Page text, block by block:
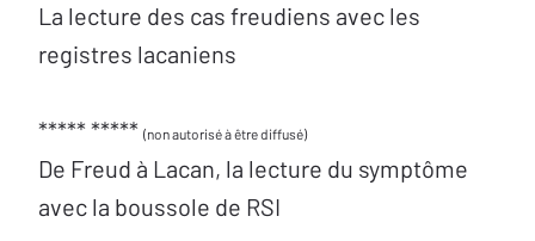
La lecture des cas freudiens avec les
registres lacaniens
***** ***** (non autorisé à être diffusé)
De Freud à Lacan, la lecture du symptôme
avec la boussole de RSI